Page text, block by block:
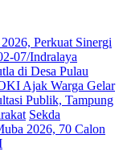
Perkuat Sinergi
07/Indralaya
di Desa Pulau
Ajak Warga Gelar
Publik, Tampung
Sekda
2026, 70 Calon